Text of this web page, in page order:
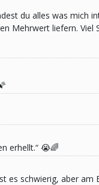
du alles was
Mehrwert liefern. Viel
erhellt.“ 😭🌈
es schwierig, aber